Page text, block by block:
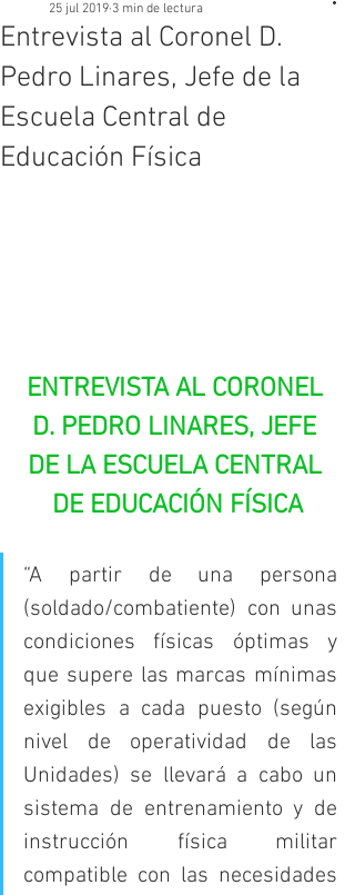
Entrevista al Coronel D.
Pedro Linares, Jefe de la
Escuela Central de
Educación Física
25 jul 2019 3 min de lectura
ENTREVISTA AL CORONEL
D. PEDRO LINARES, JEFE
DE LA ESCUELA CENTRAL
DE EDUCACIÓN FÍSICA
“A partir de una persona
(soldado/combatiente) con unas
condiciones físicas óptimas y
que supere las marcas mínimas
exigibles a cada puesto (según
nivel de operatividad de las
Unidades) se llevará a cabo un
sistema de entrenamiento y de
instrucción física militar
compatible con las necesidades